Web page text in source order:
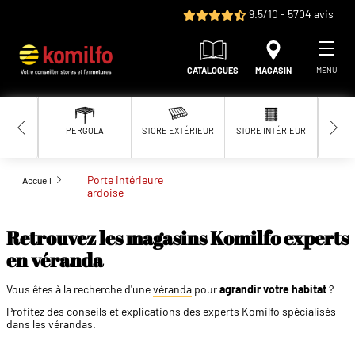
9.5/10 - 5704 avis
CATALOGUES MAGASIN MENU
PERGOLA STORE EXTÉRIEUR STORE INTÉRIEUR
Accueil
Porte intérieure
ardoise
Retrouvez les magasins Komilfo experts
en véranda
Vous êtes à la recherche d'unevérandapouragrandir votre habitat?
Profitez des conseils et explications des experts Komilfo spécialisés
dans les vérandas.